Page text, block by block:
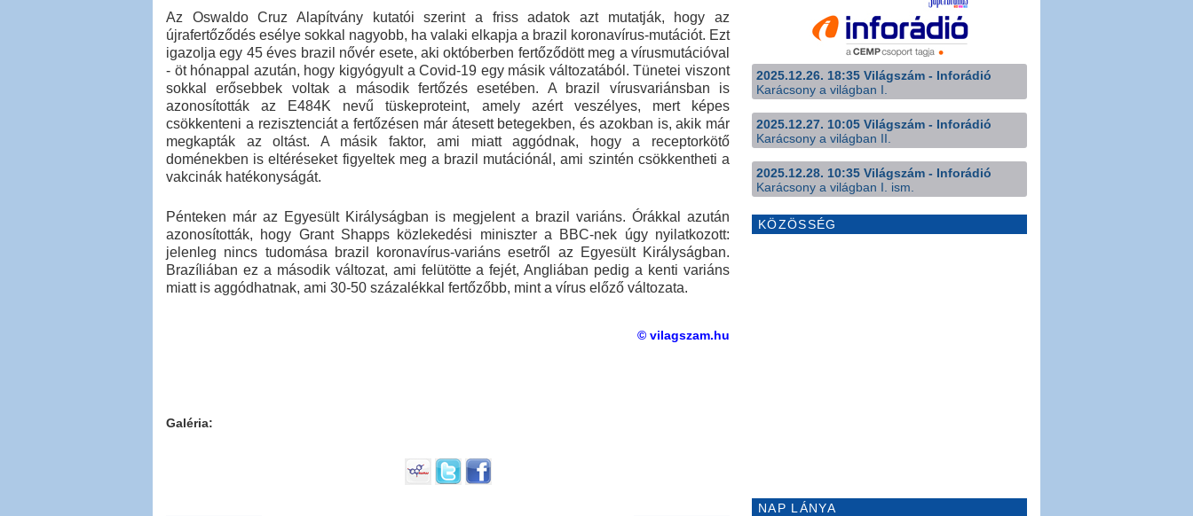
Az Oswaldo Cruz Alapítvány kutatói szerint a friss adatok azt mutatják, hogy az
újrafertőződés esélye sokkal nagyobb, ha valaki elkapja a brazil koronavírus-mutációt. Ezt
igazolja egy 45 éves brazil nővér esete, aki októberben fertőződött meg a vírusmutációval
- öt hónappal azután, hogy kigyógyult a Covid-19 egy másik változatából. Tünetei viszont
sokkal erősebbek voltak a második fertőzés esetében. A brazil vírusvariánsban is
azonosították az E484K nevű tüskeproteint, amely azért veszélyes, mert képes
csökkenteni a rezisztenciát a fertőzésen már átesett betegekben, és azokban is, akik már
megkapták az oltást. A másik faktor, ami miatt aggódnak, hogy a receptorkötő
doménekben is eltéréseket figyeltek meg a brazil mutációnál, ami szintén csökkentheti a
vakcinák hatékonyságát.
Pénteken már az Egyesült Királyságban is megjelent a brazil variáns. Órákkal azután
azonosították, hogy Grant Shapps közlekedési miniszter a BBC-nek úgy nyilatkozott:
jelenleg nincs tudomása brazil koronavírus-variáns esetről az Egyesült Királyságban.
Brazíliában ez a második változat, ami felütötte a fejét, Angliában pedig a kenti variáns
miatt is aggódhatnak, ami 30-50 százalékkal fertőzőbb, mint a vírus előző változata.
© vilagszam.hu
Galéria:
2025.12.26. 18:35 Világszám - Inforádió
Karácsony a világban I.
2025.12.27. 10:05 Világszám - Inforádió
Karácsony a világban II.
2025.12.28. 10:35 Világszám - Inforádió
Karácsony a világban I. ism.
KÖZÖSSÉG
NAP LÁNYA